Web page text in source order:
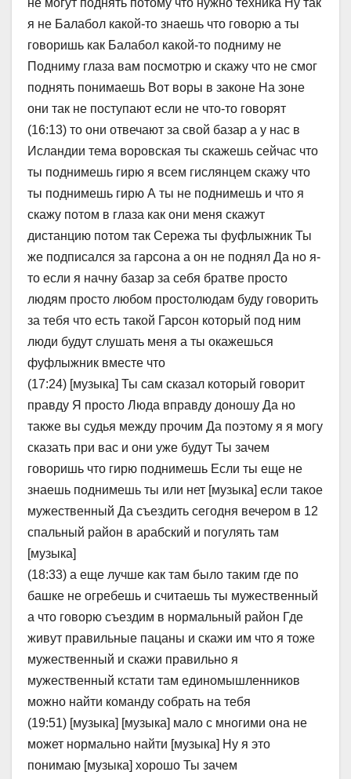
не могут поднять потому что нужно техника Ну так
я не Балабол какой-то знаешь что говорю а ты
говоришь как Балабол какой-то подниму не
Подниму глаза вам посмотрю и скажу что не смог
поднять понимаешь Вот воры в законе На зоне
они так не поступают если не что-то говорят
(16:13) то они отвечают за свой базар а у нас в
Исландии тема воровская ты скажешь сейчас что
ты поднимешь гирю я всем гислянцем скажу что
ты поднимешь гирю А ты не поднимешь и что я
скажу потом в глаза как они меня скажут
дистанцию потом так Сережа ты фуфлыжник Ты
же подписался за гарсона а он не поднял Да но я-
то если я начну базар за себя братве просто
людям просто любом простолюдам буду говорить
за тебя что есть такой Гарсон который под ним
люди будут слушать меня а ты окажешься
фуфлыжник вместе что
(17:24) [музыка] Ты сам сказал который говорит
правду Я просто Люда вправду доношу Да но
также вы судья между прочим Да поэтому я я могу
сказать при вас и они уже будут Ты зачем
говоришь что гирю поднимешь Если ты еще не
знаешь поднимешь ты или нет [музыка] если такое
мужественный Да съездить сегодня вечером в 12
спальный район в арабский и погулять там
[музыка]
(18:33) а еще лучше как там было таким где по
башке не огребешь и считаешь ты мужественный
а что говорю съездим в нормальный район Где
живут правильные пацаны и скажи им что я тоже
мужественный и скажи правильно я
мужественный кстати там единомышленников
можно найти команду собрать на тебя
(19:51) [музыка] [музыка] мало с многими она не
может нормально найти [музыка] Ну я это
понимаю [музыка] хорошо Ты зачем